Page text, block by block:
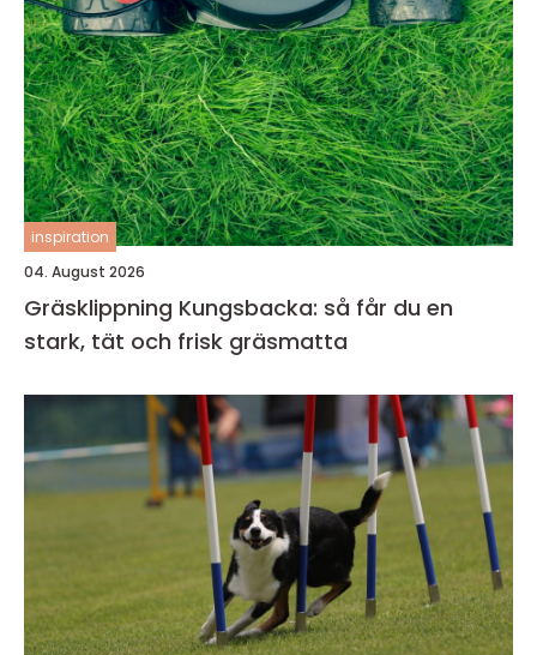
inspiration
04. August 2026
Gräsklippning Kungsbacka: så får du en
stark, tät och frisk gräsmatta